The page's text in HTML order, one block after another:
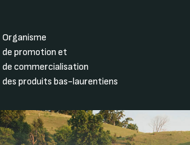
Organisme
de promotion et
de commercialisation
des produits bas-laurentiens